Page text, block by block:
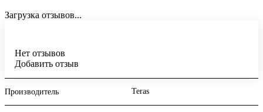
Загрузка отзывов...
Нет отзывов
Добавить отзыв
Производитель Teras